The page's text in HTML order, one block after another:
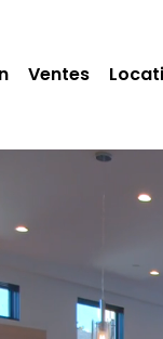
Ventes